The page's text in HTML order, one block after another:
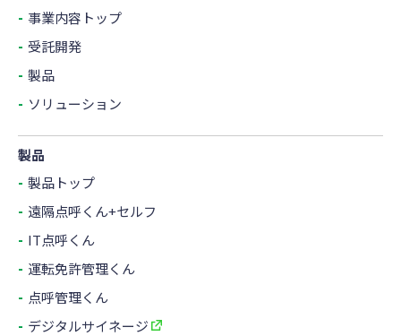
事業内容トップ
受託開発
製品
ソリューション
製品
製品トップ
遠隔点呼くん+セルフ
IT点呼くん
運転免許管理くん
点呼管理くん
デジタルサイネージ